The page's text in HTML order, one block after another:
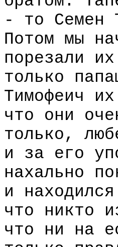
- то Семен
Потом мы
порезали
только
Тимофеич
что они
только,
и за его
нахально
и
что никто
что ни на